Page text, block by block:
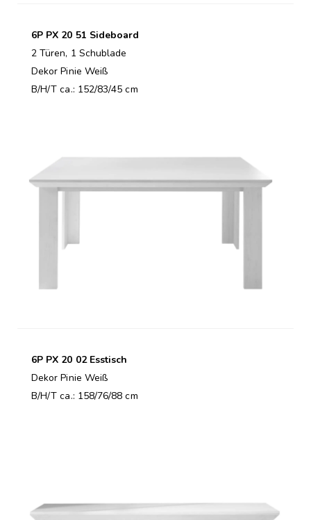
6P PX 20 51 Sideboard
2 Türen, 1 Schublade
Dekor Pinie Weiß
B/H/T ca.: 152/83/45 cm
6P PX 20 02 Esstisch
Dekor Pinie Weiß
B/H/T ca.: 158/76/88 cm